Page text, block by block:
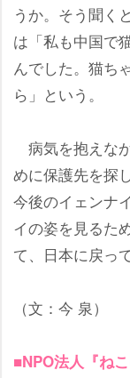
うか。そう聞く
は「私も中国で
んでした。猫ち
ら」という。
病気を抱えな
めに保護先を探
今後のイェンナ
イの姿を見るた
て、日本に戻っ
（文：今 泉）
■NPO法人『ねこ